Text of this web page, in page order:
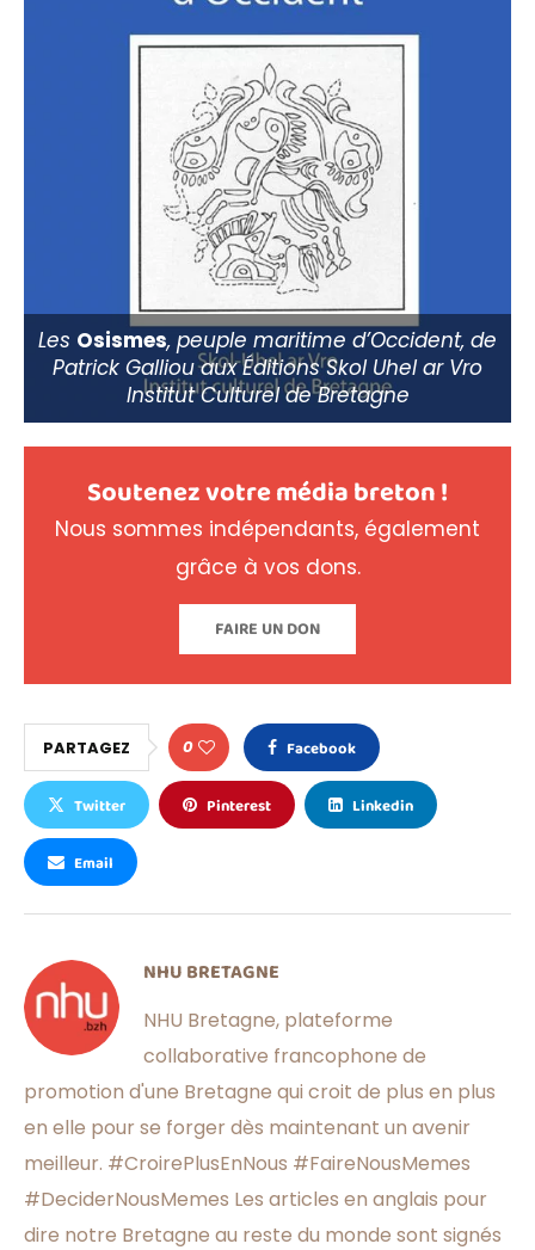
Les Osismes, peuple maritime d’Occident, de
Patrick Galliou aux Éditions Skol Uhel ar Vro
Institut Culturel de Bretagne
Soutenez votre média breton !
Nous sommes indépendants, également
grâce à vos dons.
FAIRE UN DON
PARTAGEZ 0 Facebook
Twitter Pinterest Linkedin
Email
NHU BRETAGNE
NHU Bretagne, plateforme
collaborative francophone de
promotion d'une Bretagne qui croit de plus en plus
en elle pour se forger dès maintenant un avenir
meilleur. #CroirePlusEnNous #FaireNousMemes
#DeciderNousMemes Les articles en anglais pour
dire notre Bretagne au reste du monde sont signés